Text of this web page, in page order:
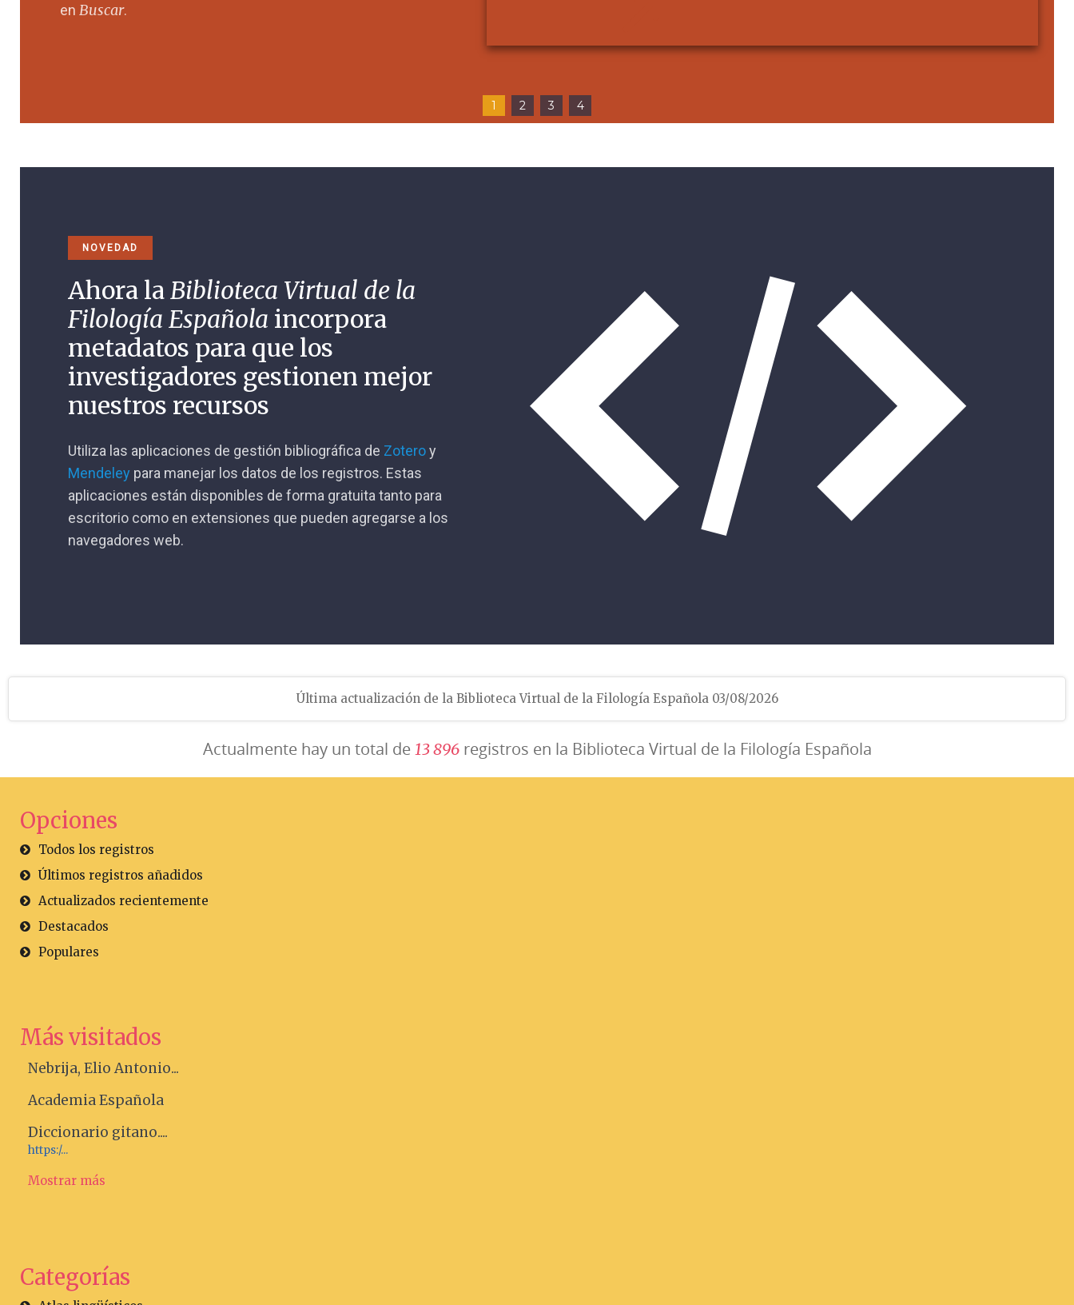
en Buscar.
1 2 3 4
NOVEDAD
Ahora laBiblioteca Virtual de la
Filología Española incorpora
metadatos para que los
investigadores gestionen mejor
nuestros recursos
Utiliza las aplicaciones de gestión bibliográfica de Zoteroy
Mendeley para manejar los datos de los registros. Estas
aplicaciones están disponibles de forma gratuita tanto para
escritorio como en extensiones que pueden agregarse a los
navegadores web.
Última actualización de la Biblioteca Virtual de la Filología Española 03/08/2026
Actualmente hay un total de 13896registros en la Biblioteca Virtual de la Filología Española
Opciones
Todos los registros
Últimos registros añadidos
Actualizados recientemente
Destacados
Populares
Más visitados
Nebrija, Elio Antonio...
Academia Española
Diccionario gitano....
https:/...
Mostrar más
Categorías